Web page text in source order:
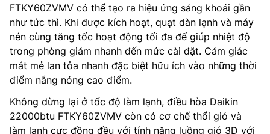
FTKY60ZVMV có thể tạo ra hiệu ứng sảng khoái gần
như tức thì. Khi được kích hoạt, quạt dàn lạnh và máy
nén cùng tăng tốc hoạt động tối đa để giúp nhiệt độ
trong phòng giảm nhanh đến mức cài đặt. Cảm giác
mát mẻ lan tỏa nhanh đặc biệt hữu ích vào những thời
điểm nắng nóng cao điểm.
Không dừng lại ở tốc độ làm lạnh, điều hòa Daikin
22000btu FTKY60ZVMV còn có cơ chế thổi gió và
làm lạnh cực đồng đều với tính năng luồng gió 3D với